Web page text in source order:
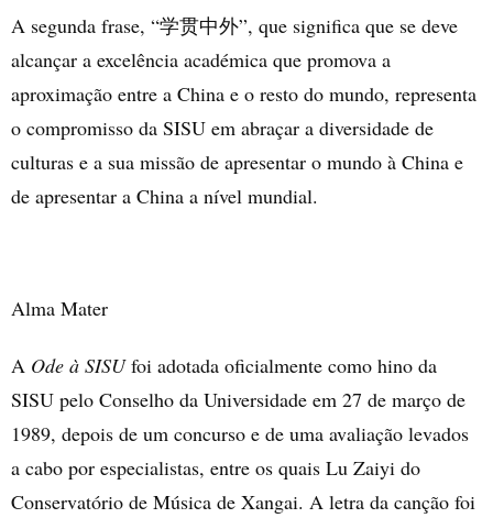
A segunda frase, “学贯中外”, que significa que se deve
alcançar a excelência académica que promova a
aproximação entre a China e o resto do mundo, representa
o compromisso da SISU em abraçar a diversidade de
culturas e a sua missão de apresentar o mundo à China e
de apresentar a China a nível mundial.
Alma Mater
A Ode à SISUfoi adotada oficialmente como hino da
SISU pelo Conselho da Universidade em 27 de março de
1989, depois de um concurso e de uma avaliação levados
a cabo por especialistas, entre os quais Lu Zaiyi do
Conservatório de Música de Xangai. A letra da canção foi